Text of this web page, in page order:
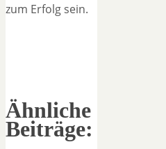
zum Erfolg sein.
Ähnliche
Beiträge: